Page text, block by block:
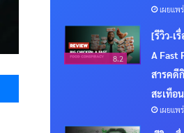
Messenger
เผยแพ
8.2
[รีวิว-เ
A Fast
สารคดี
สะเทือ
เผยแพ